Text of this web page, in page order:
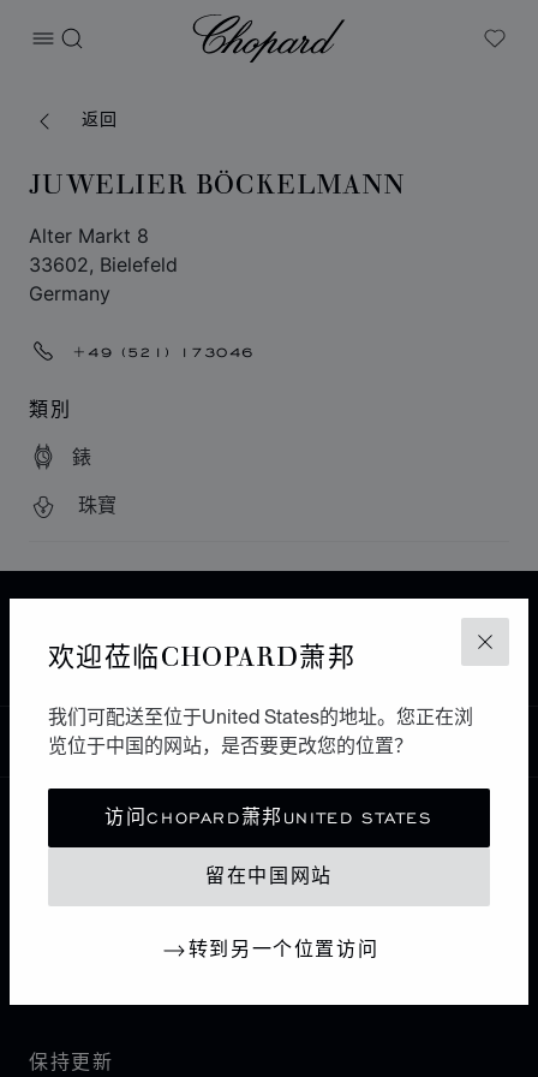
关闭
欢迎莅临CHOPARD萧邦
我们可配送至位于United States的地址。您正在浏
览位于中国的网站，是否要更改您的位置？
访问CHOPARD萧邦UNITED STATES
留在中国网站
转到另一个位置访问
打开菜单
搜索
Chopard
My
返回
JUWELIER BÖCKELMANN
Alter Markt 8
33602, Bielefeld
Germany
+49 (521) 173046
類別
錶
珠寶
BIELEFELD JUWELIER BÖCKELMANN
中国
本地化（更改国家/地区）
更改国家/地区
联系我们
保持更新